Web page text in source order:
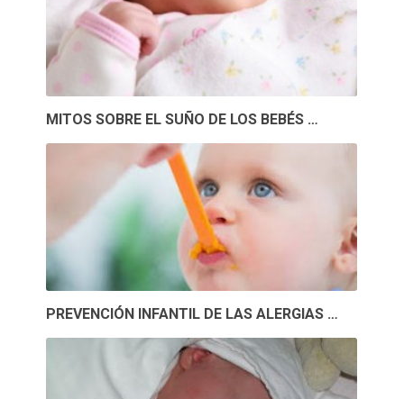
MITOS SOBRE EL SUÑO DE LOS BEBÉS …
PREVENCIÓN INFANTIL DE LAS ALERGIAS …